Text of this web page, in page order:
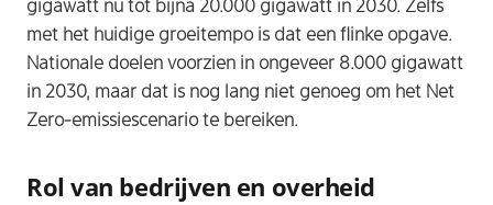
gigawatt nu tot bijna 20.000 gigawatt in 2030. Zelfs
met het huidige groeitempo is dat een flinke opgave.
Nationale doelen voorzien in ongeveer 8.000 gigawatt
in 2030, maar dat is nog lang niet genoeg om het Net
Zero-emissiescenario te bereiken.​
Rol van bedrijven en overheid